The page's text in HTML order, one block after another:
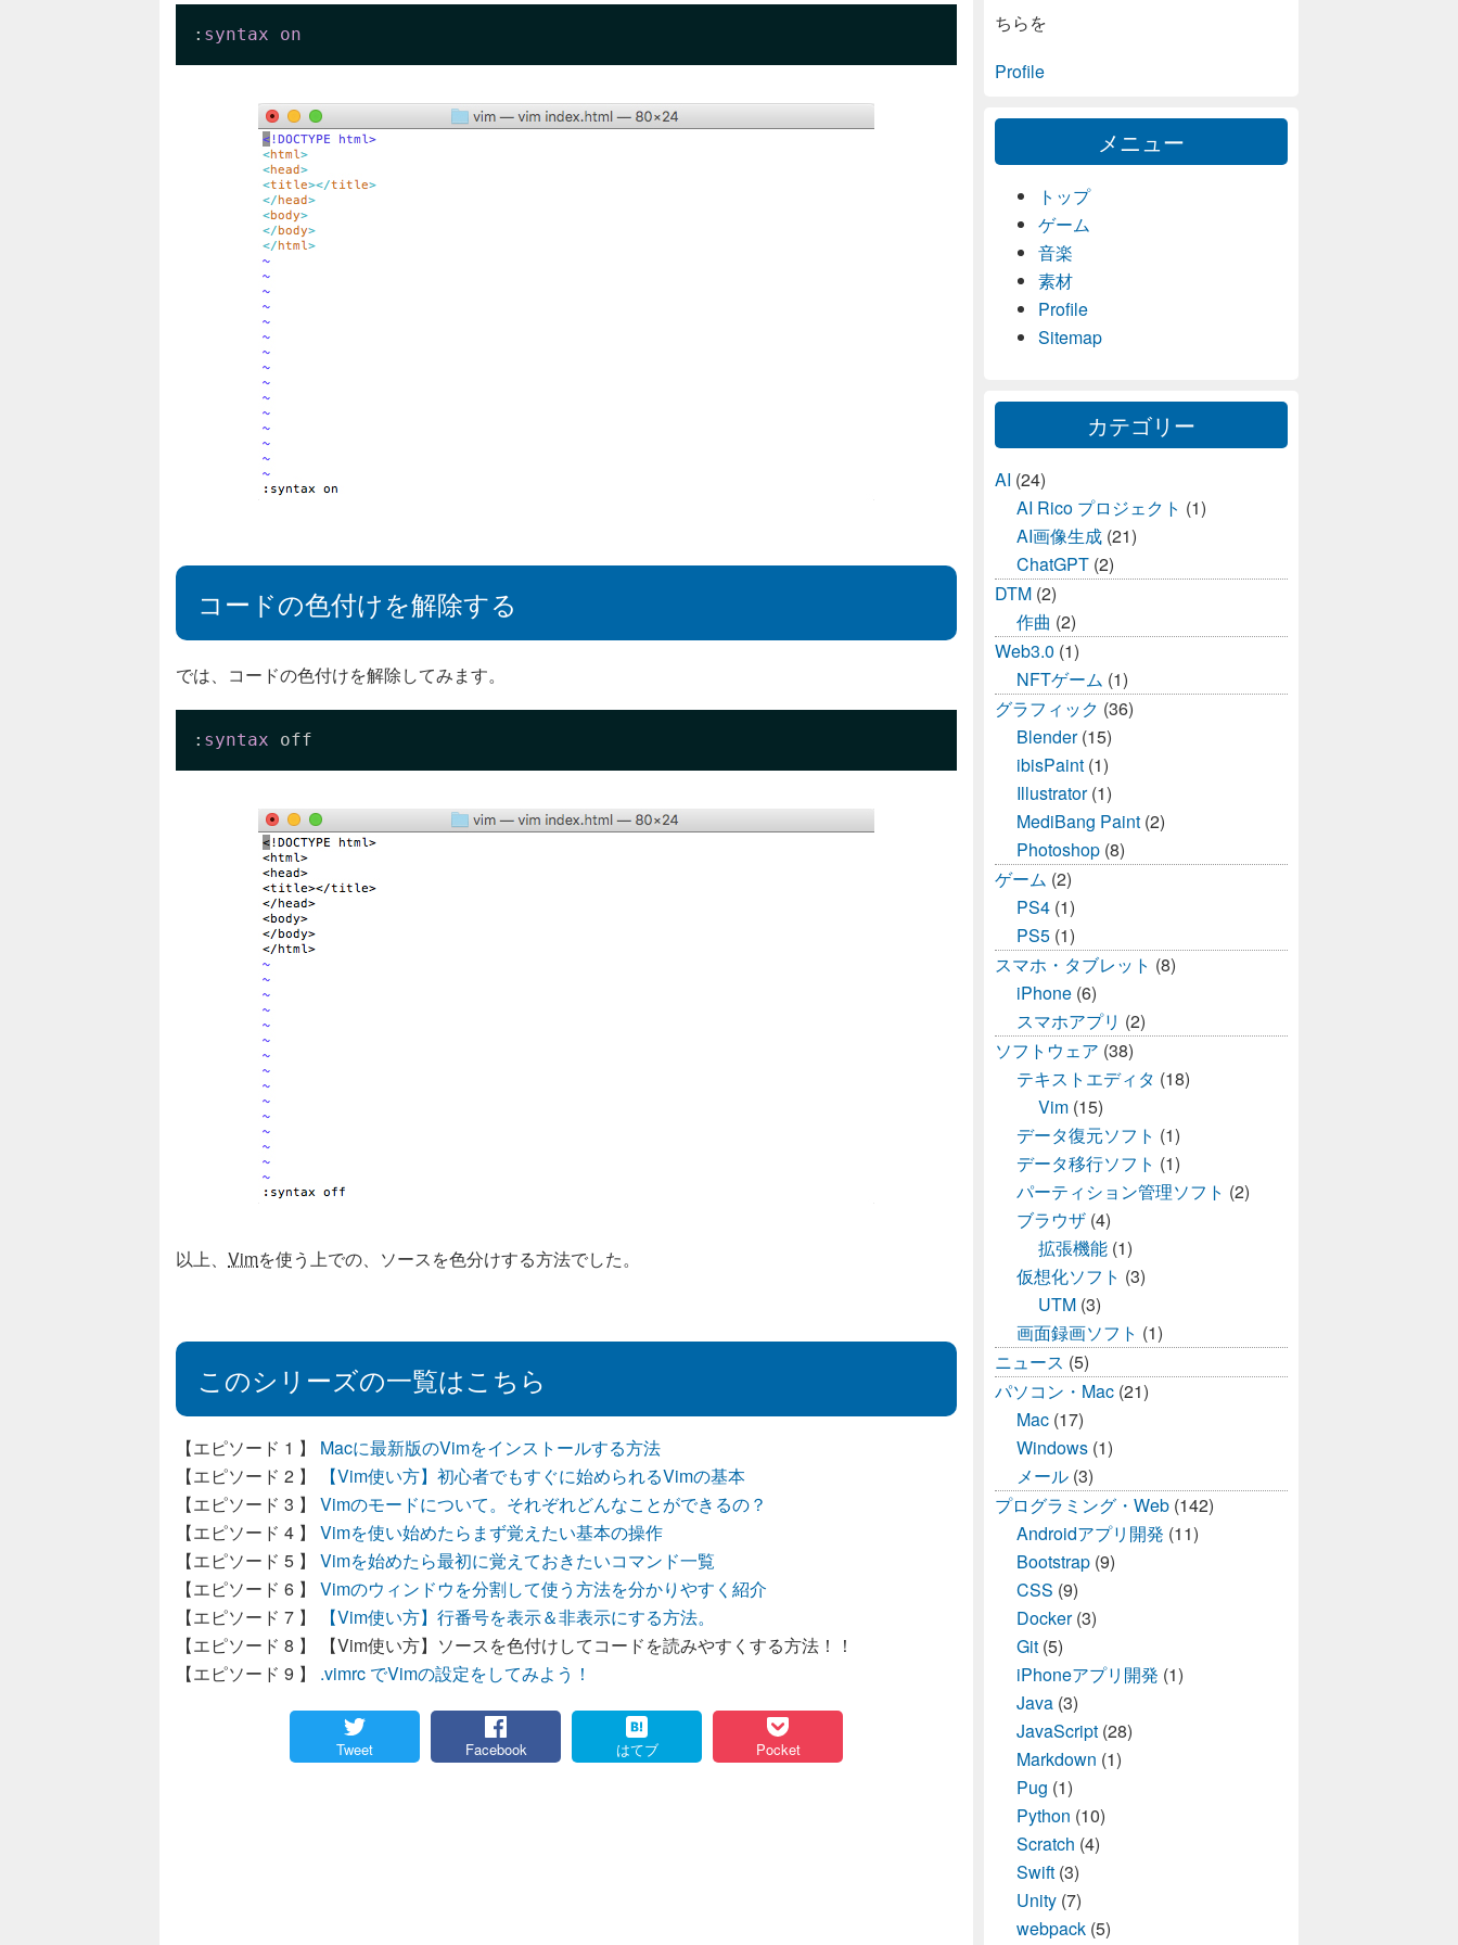
: syntax on
コードの色付けを解除する
では、コードの色付けを解除してみます。
: syntax off
以上、 Vimを使う上での、ソースを色分けする方法でした。
このシリーズの一覧はこちら
Macに最新版のVimをインストールする方法
【Vim使い方】初心者でもすぐに始められるVimの基本
Vimのモードについて。それぞれどんなことができるの？
Vimを使い始めたらまず覚えたい基本の操作
Vimを始めたら最初に覚えておきたいコマンド一覧
Vimのウィンドウを分割して使う方法を分かりやすく紹介
【Vim使い方】行番号を表示＆非表示にする方法。
【Vim使い方】ソースを色付けしてコードを読みやすくする方法！！
.vimrc でVimの設定をしてみよう！
Tweet Facebook はてブ Pocket
ちらを
Profile
メニュー
トップ
ゲーム
音楽
素材
Profile
Sitemap
カテゴリー
AI (24)
AI Rico プロジェクト (1)
AI画像生成 (21)
ChatGPT (2)
DTM (2)
作曲 (2)
Web3.0 (1)
NFTゲーム (1)
グラフィック (36)
Blender(15)
ibisPaint (1)
Illustrator(1)
MediBang Paint (2)
Photoshop (8)
ゲーム (2)
PS4 (1)
PS5 (1)
スマホ・タブレット (8)
iPhone (6)
スマホアプリ (2)
ソフトウェア (38)
テキストエディタ (18)
Vim (15)
データ復元ソフト (1)
データ移行ソフト (1)
パーティション管理ソフト (2)
ブラウザ (4)
拡張機能 (1)
仮想化ソフト (3)
UTM (3)
画面録画ソフト (1)
ニュース (5)
パソコン・Mac (21)
Mac (17)
Windows (1)
メール (3)
プログラミング・Web (142)
Androidアプリ開発 (11)
Bootstrap (9)
CSS (9)
Docker(3)
Git (5)
iPhoneアプリ開発 (1)
Java (3)
JavaScript (28)
Markdown (1)
Pug (1)
Python (10)
Scratch (4)
Swift (3)
Unity (7)
webpack (5)